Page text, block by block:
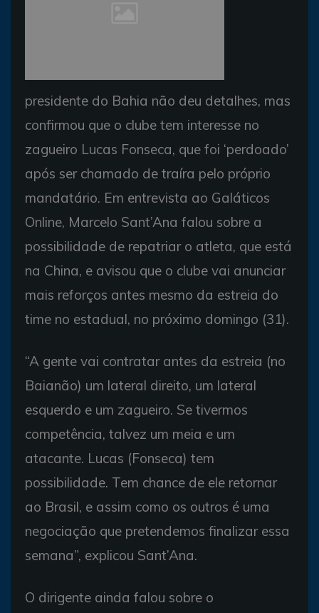
presidente do Bahia não deu detalhes, mas
confirmou que o clube tem interesse no
zagueiro Lucas Fonseca, que foi ‘perdoado’
após ser chamado de traíra pelo próprio
mandatário. Em entrevista ao Galáticos
Online, Marcelo Sant’Ana falou sobre a
possibilidade de repatriar o atleta, que está
na China, e avisou que o clube vai anunciar
mais reforços antes mesmo da estreia do
time no estadual, no próximo domingo (31).
“A gente vai contratar antes da estreia (no
Baianão) um lateral direito, um lateral
esquerdo e um zagueiro. Se tivermos
competência, talvez um meia e um
atacante. Lucas (Fonseca) tem
possibilidade. Tem chance de ele retornar
ao Brasil, e assim como os outros é uma
negociação que pretendemos finalizar essa
semana”, explicou Sant’Ana.
O dirigente ainda falou sobre o